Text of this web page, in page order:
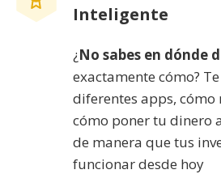
Inteligente
¿No sabes en dónde
exactamente cómo?
diferentes apps, cómo
cómo poner tu dinero
de manera que tus
funcionar desde hoy